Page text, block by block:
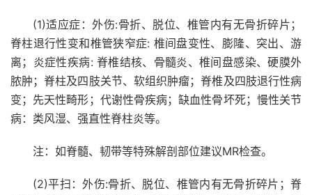
(1)适应症：外伤:骨折、脱位、椎管内有无骨折碎片；
脊柱退行性变和椎管狭窄症: 椎间盘变性、膨隆、突出、游
离；炎症性疾病: 脊椎结核、骨髓炎、椎间盘感染、硬膜外
脓肿；脊柱及四肢关节、软组织肿瘤；脊椎及四肢退行性病
变；先天性畸形；代谢性骨疾病；缺血性骨坏死；慢性关节
病：类风湿、强直性脊柱炎等。
注：如脊髓、韧带等特殊解剖部位建议MR检查。
(2)平扫：外伤:骨折、脱位、椎管内有无骨折碎片；脊